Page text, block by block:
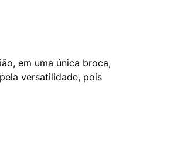
em uma única broca,
versatilidade, pois